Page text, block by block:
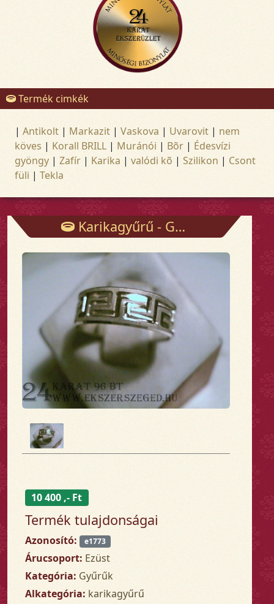
Termék cimkék
| Antikolt | Markazit | Vaskova | Uvarovit | nem
köves | Korall BRILL | Muránói | Bõr | Édesvízi
gyöngy | Zafír | Karika | valódi kõ | Szilikon | Csont
füli | Tekla
Karikagyűrű - Gyűrűk - Arany és ezüst ékszerek
10 400 ,- Ft
Termék tulajdonságai
Azonosító: e1773
Árucsoport: Ezüst
Kategória: Gyűrűk
Alkategória: karikagyűrű